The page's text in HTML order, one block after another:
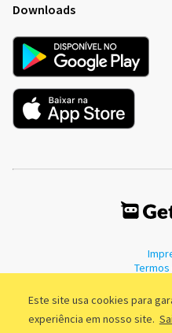
Este site usa cookies para
experiência em nosso site.
Downloads
Termos